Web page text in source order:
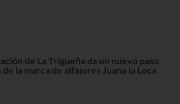
de La Trigueña da un nuevo paso
la marca de alfajores Juana la Loca